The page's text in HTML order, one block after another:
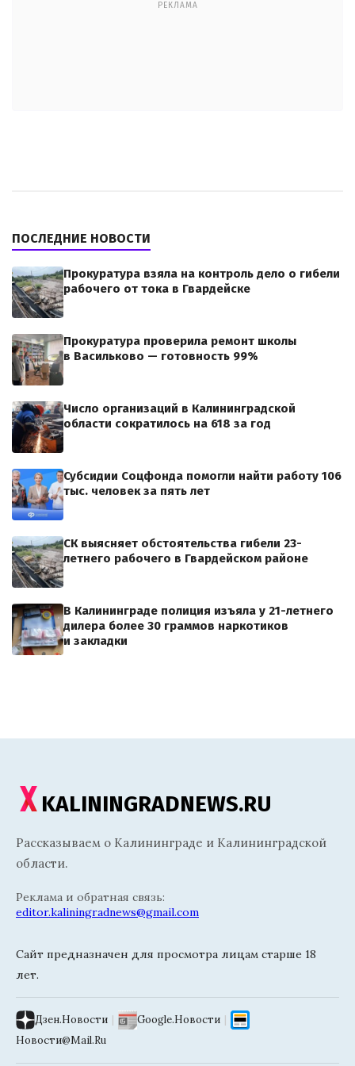
РЕКЛАМА
ПОСЛЕДНИЕ НОВОСТИ
Прокуратура взяла на контроль дело о гибели
рабочего от тока в Гвардейске
Прокуратура проверила ремонт школы
в Васильково — готовность 99%
Число организаций в Калининградской
области сократилось на 618 за год
Субсидии Соцфонда помогли найти работу 106
тыс. человек за пять лет
СК выясняет обстоятельства гибели 23-
летнего рабочего в Гвардейском районе
В Калининграде полиция изъяла у 21-летнего
дилера более 30 граммов наркотиков
и закладки
KALININGRADNEWS.RU
Рассказываем о Калининграде и Калининградской
области.
Реклама и обратная связь:
editor.kaliningradnews@gmail.com
Сайт предназначен для просмотра лицам старше 18
лет.
Дзен.Новости | Google.Новости |
Новости@Mail.Ru